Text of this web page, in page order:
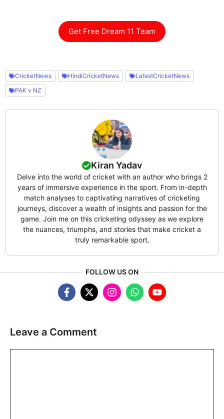
Get Free Dream 11 Team
CricketNews HindiCricketNews
LatestCricketNews
PAK v NZ
Kiran Yadav
Delve into the world of cricket with an author who brings 2
years of immersive experience in the sport. From in-depth
match analyses to captivating narratives of cricketing
journeys, discover a wealth of insights and passion for the
game. Join me on this cricketing odyssey as we explore
the nuances, triumphs, and stories that make cricket a
truly remarkable sport.
FOLLOW US ON
Leave a Comment